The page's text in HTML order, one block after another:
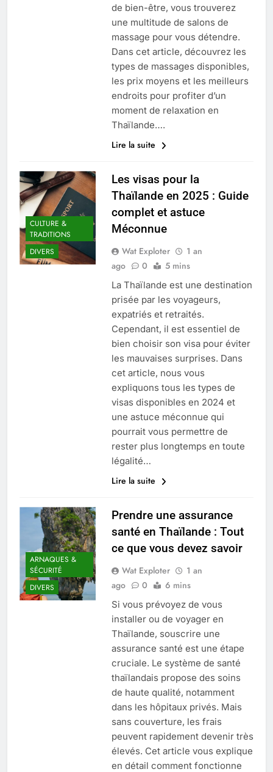
de bien-être, vous trouverez
une multitude de salons de
massage pour vous détendre.
Dans cet article, découvrez les
types de massages disponibles,
les prix moyens et les meilleurs
endroits pour profiter d’un
moment de relaxation en
Thaïlande….
Lire la suite
CULTURE &
TRADITIONS
DIVERS
Les visas pour la
Thaïlande en 2025 : Guide
complet et astuce
Méconnue
Wat Exploter
1 an
ago
0 5 mins
La Thaïlande est une destination
prisée par les voyageurs,
expatriés et retraités.
Cependant, il est essentiel de
bien choisir son visa pour éviter
les mauvaises surprises. Dans
cet article, nous vous
expliquons tous les types de
visas disponibles en 2024 et
une astuce méconnue qui
pourrait vous permettre de
rester plus longtemps en toute
légalité…
Lire la suite
ARNAQUES &
SÉCURITÉ
DIVERS
Prendre une assurance
santé en Thaïlande : Tout
ce que vous devez savoir
Wat Exploter
1 an
ago
0 6 mins
Si vous prévoyez de vous
installer ou de voyager en
Thaïlande, souscrire une
assurance santé est une étape
cruciale. Le système de santé
thaïlandais propose des soins
de haute qualité, notamment
dans les hôpitaux privés. Mais
sans couverture, les frais
peuvent rapidement devenir très
élevés. Cet article vous explique
en détail comment fonctionne